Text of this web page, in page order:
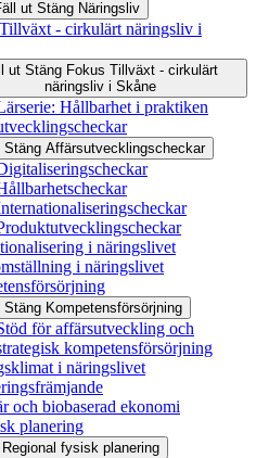
ut Stäng Näringsliv
- cirkulärt näringsliv i
ut Stäng Fokus Tillväxt - cirkulärt
näringsliv i Skåne
Hållbarhet i praktiken
Stäng Affärsutvecklingscheckar
i näringslivet
i näringslivet
Stäng Kompetensförsörjning
för affärsutveckling och
kompetensförsörjning
i näringslivet
och biobaserad ekonomi
planering
Regional fysisk planering